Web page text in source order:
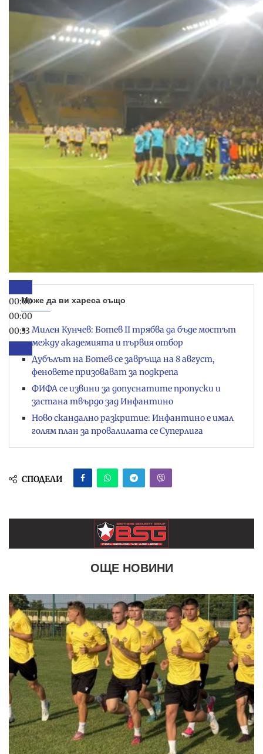
00:00
00:00
00:33
Може да ви хареса също
Милен Кунчев: Ботев II трябва да бъде мостът
между академията и първия отбор
Дубълът на Ботев се завръща на 8 август,
феновете призовават за подкрепа
ФИФА се извини за допуснатите пропуски и
застана твърдо зад Инфантино
Ново скандално разкритие: Инфантино е имал
голям план за провалилата се Суперлига
СПОДЕЛИ
ОЩЕ НОВИНИ